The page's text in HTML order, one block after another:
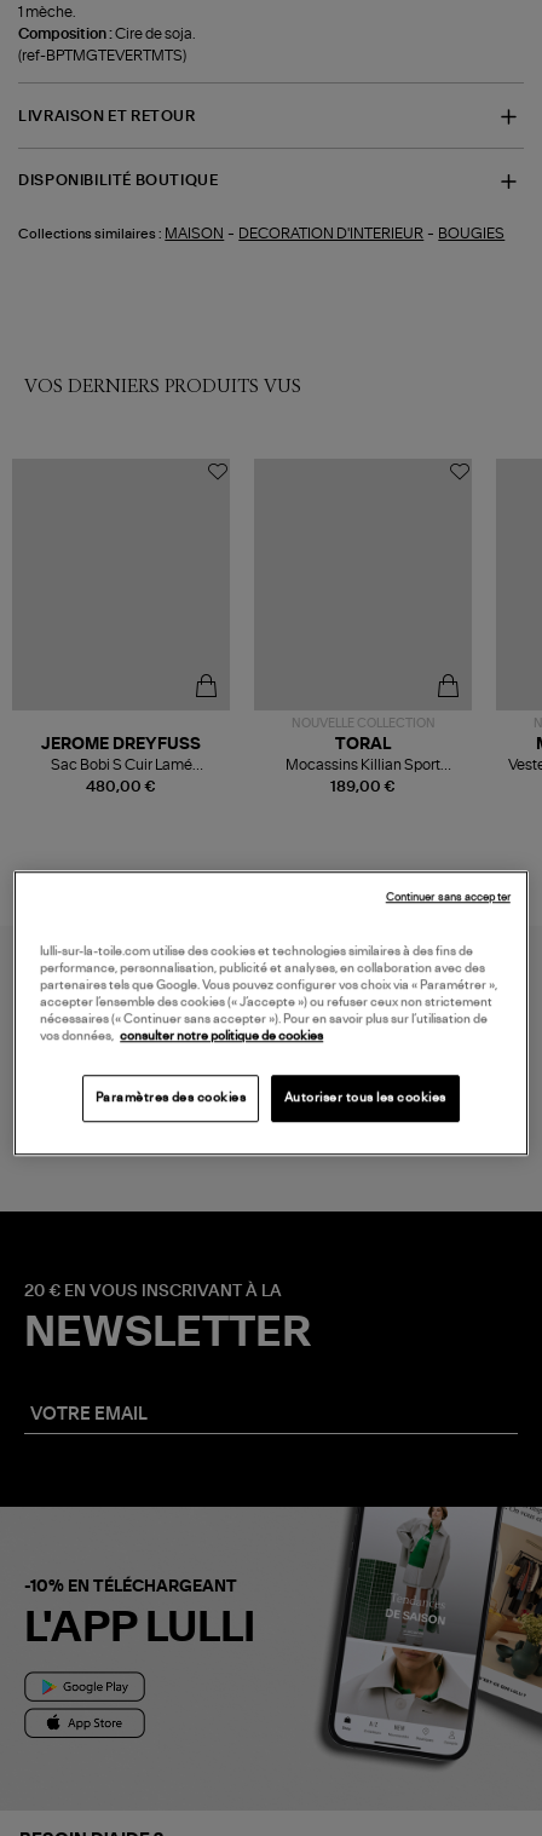
1 mèche.
Composition :Cire de soja.
(ref-BPTMGTEVERTMTS)
LIVRAISON ET RETOUR
DISPONIBILITÉ BOUTIQUE
Collections similaires : MAISON - DECORATION D'INTERIEUR - BOUGIES
VOS DERNIERS PRODUITS VUS
480,00 €
JEROME DREYFUSS
Sac Bobi S Cuir Lamé
Champagne
NOUVELLE COLLECTION
189,00 €
TORAL
Mocassins Killian Sport
Mousse
LIVRAISON GRATUITE
à partir de 150 € d'achat*
20 € EN VOUS INSCRIVANT À LA
NEWSLETTER
-10% EN TÉLÉCHARGEANT
L'APP LULLI
lulli-sur-la-toile.com utilise des cookies et technologies similaires à des fins de
performance, personnalisation, publicité et analyses, en collaboration avec des
partenaires tels que Google. Vous pouvez configurer vos choix via « Paramétrer »,
accepter l’ensemble des cookies (« J’accepte ») ou refuser ceux non strictement
nécessaires (« Continuer sans accepter »). Pour en savoir plus sur l’utilisation de
vos données,
consulter notre politique de cookies
Paramètres des cookies Autoriser tous les cookies
Continuer sans accepter